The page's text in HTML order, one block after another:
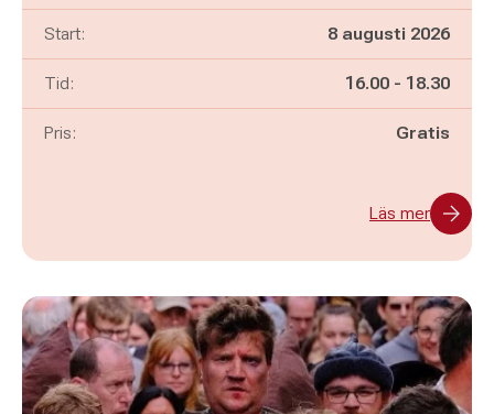
Start: 8 augusti 2026
Tid: Pågår mellan
16.00 - och
18.30
Pris: Gratis
Läs mer